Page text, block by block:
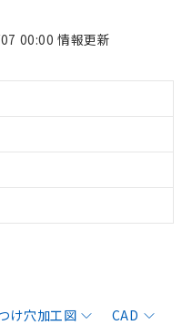
00:00 情報更新
け穴加工図
CAD